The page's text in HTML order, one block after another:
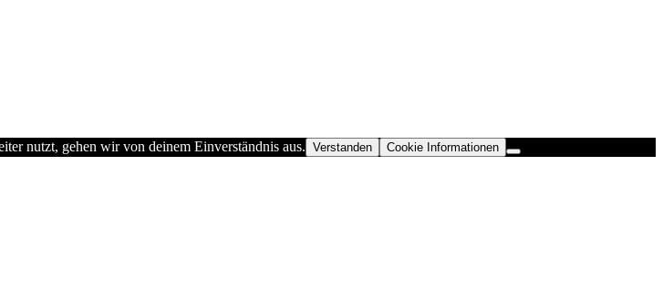
nutzt, gehen wir von deinem Einverständnis aus. Verstanden Cookie Informationen